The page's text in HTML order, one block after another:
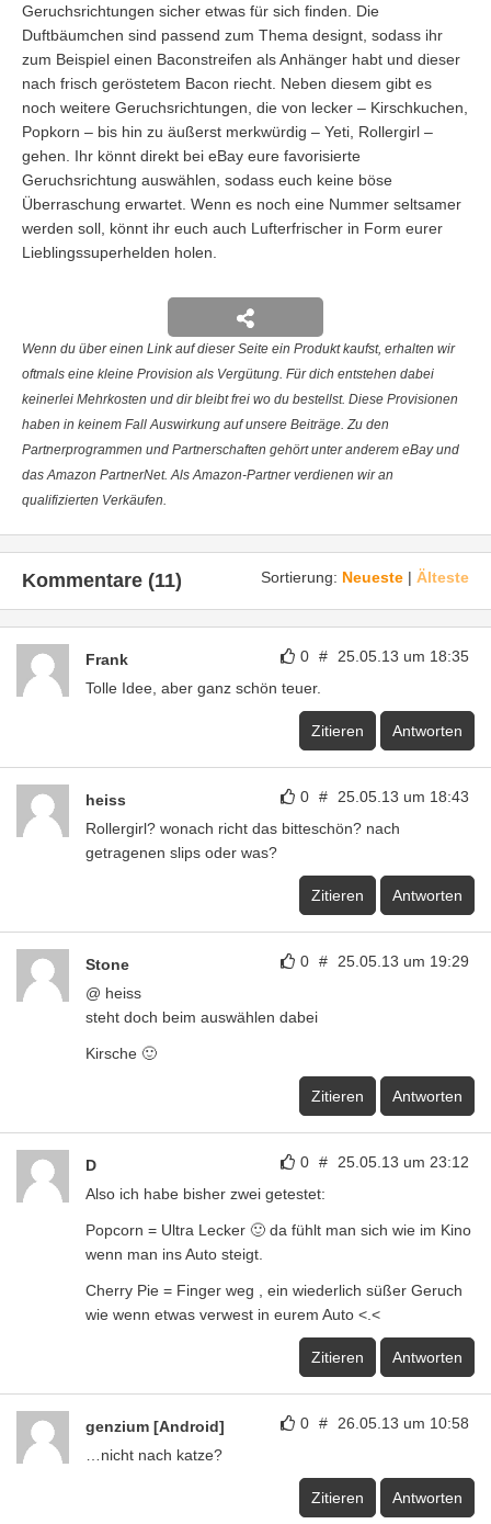
Geruchsrichtungen sicher etwas für sich finden. Die
Duftbäumchen sind passend zum Thema designt, sodass ihr
zum Beispiel einen Baconstreifen als Anhänger habt und dieser
nach frisch geröstetem Bacon riecht. Neben diesem gibt es
noch weitere Geruchsrichtungen, die von lecker – Kirschkuchen,
Popkorn – bis hin zu äußerst merkwürdig – Yeti, Rollergirl –
gehen. Ihr könnt direkt bei eBay eure favorisierte
Geruchsrichtung auswählen, sodass euch keine böse
Überraschung erwartet. Wenn es noch eine Nummer seltsamer
werden soll, könnt ihr euch auch Lufterfrischer in Form eurer
Lieblingssuperhelden holen.
Wenn du über einen Link auf dieser Seite ein Produkt kaufst, erhalten wir
oftmals eine kleine Provision als Vergütung. Für dich entstehen dabei
keinerlei Mehrkosten und dir bleibt frei wo du bestellst. Diese Provisionen
haben in keinem Fall Auswirkung auf unsere Beiträge. Zu den
Partnerprogrammen und Partnerschaften gehört unter anderem eBay und
das Amazon PartnerNet. Als Amazon-Partner verdienen wir an
qualifizierten Verkäufen.
Sortierung: Neueste | Älteste
Kommentare (11)
0 # 25.05.13 um 18:35
Frank
Tolle Idee, aber ganz schön teuer.
Zitieren Antworten
0 # 25.05.13 um 18:43
heiss
Rollergirl? wonach richt das bitteschön? nach
getragenen slips oder was?
Zitieren Antworten
0 # 25.05.13 um 19:29
Stone
@ heiss
steht doch beim auswählen dabei
Kirsche 🙂
Zitieren Antworten
0 # 25.05.13 um 23:12
D
Also ich habe bisher zwei getestet:
Popcorn = Ultra Lecker 🙂 da fühlt man sich wie im Kino
wenn man ins Auto steigt.
Cherry Pie = Finger weg , ein wiederlich süßer Geruch
wie wenn etwas verwest in eurem Auto <.<
Zitieren Antworten
0 # 26.05.13 um 10:58
genzium [Android]
…nicht nach katze?
Zitieren Antworten